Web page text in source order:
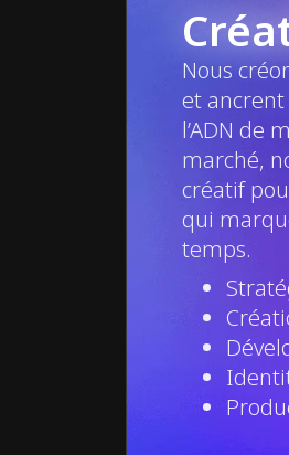
Nous
et
l’ADN de
marché,
créatif
qui
temps.